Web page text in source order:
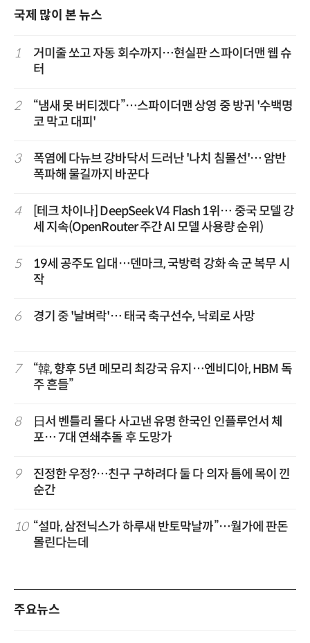
국제 많이 본 뉴스
1
거미줄 쏘고 자동 회수까지…현실판 스파이더맨 웹 슈
터
2
“냄새 못 버티겠다”…스파이더맨 상영 중 방귀 '수백명
코 막고 대피'
3
폭염에 다뉴브 강바닥서 드러난 '나치 침몰선'… 암반
폭파해 물길까지 바꾼다
4
[테크 차이나] DeepSeek V4 Flash 1위… 중국 모델 강
세 지속(OpenRouter 주간 AI 모델 사용량 순위)
5
19세 공주도 입대…덴마크, 국방력 강화 속 군 복무 시
작
6 경기 중 '날벼락'… 태국 축구선수, 낙뢰로 사망
7
“韓, 향후 5년 메모리 최강국 유지…엔비디아, HBM 독
주 흔들”
8
日서 벤틀리 몰다 사고낸 유명 한국인 인플루언서 체
포… 7대 연쇄추돌 후 도망가
9
진정한 우정?…친구 구하려다 둘 다 의자 틈에 목이 낀
순간
10 “설마, 삼전닉스가 하루새 반토막날까”…월가에 판돈
몰린다는데
주요뉴스